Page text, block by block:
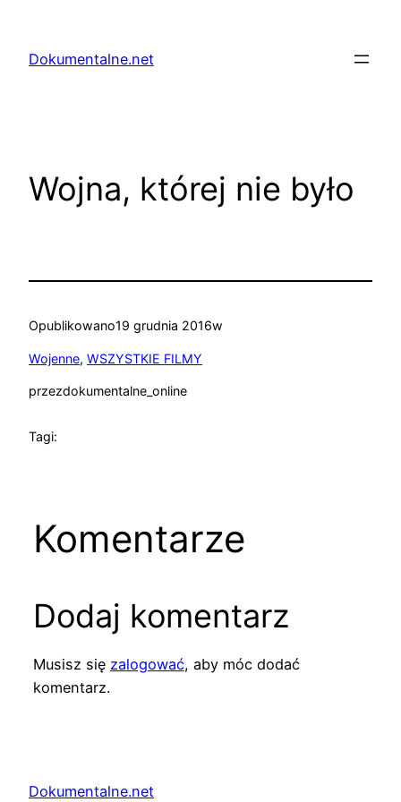
treściDokumentalne.net
Wojna, której nie było
Opublikowano19 grudnia 2016w
Wojenne, WSZYSTKIE FILMY
przezdokumentalne_online
Tagi:
Komentarze
Dodaj komentarz
Musisz się zalogować, aby móc dodać
komentarz.
Dokumentalne.net